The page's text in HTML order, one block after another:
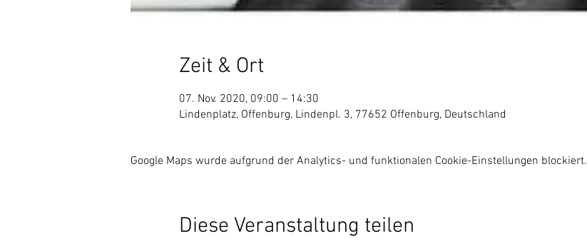
Zeit & Ort
07. Nov. 2020, 09:00 – 14:30
Lindenplatz, Offenburg, Lindenpl. 3, 77652 Offenburg, Deutschland
Google Maps wurde aufgrund der Analytics- und funktionalen Cookie-Einstellungen blockiert.
Diese Veranstaltung teilen